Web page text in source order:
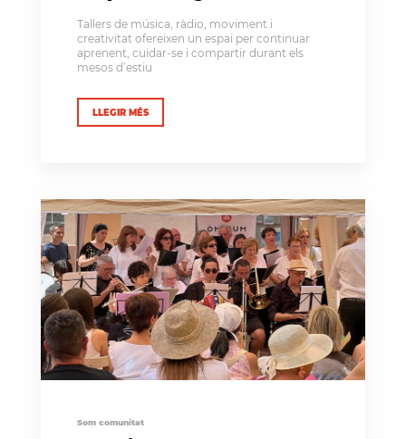
Tallers de música, ràdio, moviment i
creativitat ofereixen un espai per continuar
aprenent, cuidar-se i compartir durant els
mesos d’estiu
LLEGIR MÉS
Som comunitat